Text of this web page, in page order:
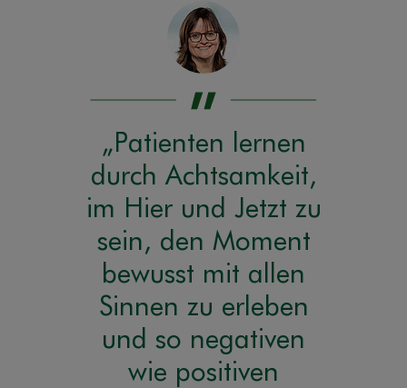
„Patienten lernen
durch Achtsamkeit,
im Hier und Jetzt zu
sein, den Moment
bewusst mit allen
Sinnen zu erleben
und so negativen
wie positiven